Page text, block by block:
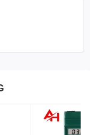
bền bỉ để sử